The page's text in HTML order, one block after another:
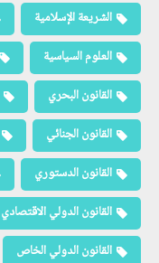
الشريعة الإسلامية
العلوم السياسية
القانون البحري
القانون الجنائي
القانون الدستوري
القانون الدولي الاقتصادي
القانون الدولي الخاص